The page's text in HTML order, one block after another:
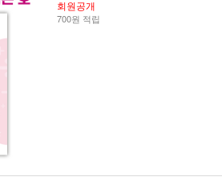
회원공개
700원 적립